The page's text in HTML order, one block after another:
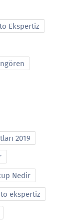
Ekspertiz
2019
Nedir
ekspertiz